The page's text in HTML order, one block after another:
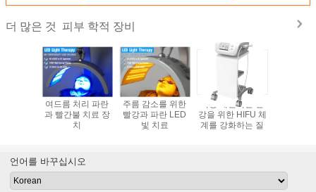
더 많은 것 피부 학적 장비
여드름 처리 파란
과 빨간불 치료 장
치
주름 감소를 위한
빨강과 파란 LED
빛 치료
여성 개인적인 건
강을 위한 HIFU 체
계를 강화하는 질
언어를 바꾸십시오